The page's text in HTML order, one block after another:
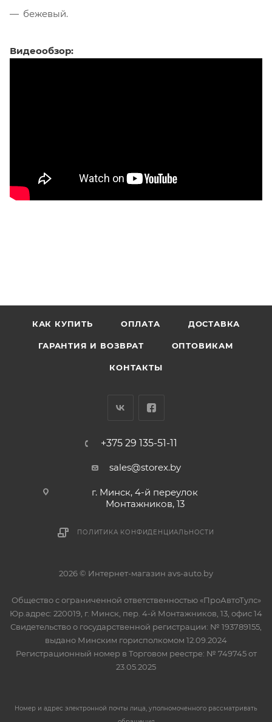
бежевый.
Видеообзор:
КАК КУПИТЬ ОПЛАТА ДОСТАВКА
ГАРАНТИЯ И ВОЗВРАТ ОПТОВИКАМ
КОНТАКТЫ
+375 29 135-51-11
sales@storex.by
г. Минск, 4-й переулок
Монтажников, 13
ПОЛИТИКА КОНФИДЕНЦИАЛЬНОСТИ
2026 © Интернет-магазин avs-auto.by
Общество с ограниченной ответственностью «ПроАвтоТулс»
Юр.адрес: 220019, г. Минск, пер. 4-й Монтажников, 13, офис 14
Свидетельство о государственной регистрации: № 193789155,
выдано Минским горисполкомом 12.09.2024
Регистрационный номер в Торговом реестре: № 749745 от
23.05.2025
Номер и адрес электронной почты лица, уполномоченного рассматривать